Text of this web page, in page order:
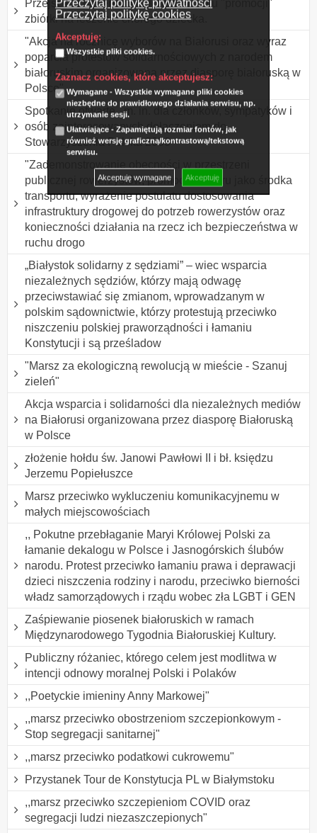
Przeczytaj politykę prywatności
Przeczytaj politykę cookies
Akceptuję:
Wszystkie pliki cookies.
Zaznacz cookies, które akceptujesz:
Wymagane - Wszystkie wymagane pliki cookies
niezbędne do prawidłowego działania serwisu, np.
utrzymanie sesji.
Ułatwiające - Zapamiętują rozmiar fontów, jak
również wersję graficzną/kontrastową/tekstową
serwisu.
Akceptuję wymagane Akceptuję
Przejście z banerem i balonami w celu "promocji"
zbiórki na leczenie chorego dziecka.
"Akcja na rocznicę wyborów na Białorusi oraz wyraz
poparcia protestów solidarnościowych z narodem
białoruskim organizowana przez diasporę białoruską w
Polsce"
Spotkanie otwarte , m. in. dla członków, sympatyków i
osób zainteresowanych dołączeniem do
Stowarzyszenia Polska 2050
"Zademonstrowanie obecności w przestrzeni
publicznej rowerzystów, promocja roweru jako środka
transportu, wyrażenie postulatu dostosowania
infrastruktury drogowej do potrzeb rowerzystów oraz
konieczności działania na rzecz ich bezpieczeństwa w
ruchu drogo
„Białystok solidarny z sędziami” – wiec wsparcia
niezależnych sędziów, którzy mają odwagę
przeciwstawiać się zmianom, wprowadzanym w
polskim sądownictwie, którzy protestują przeciwko
niszczeniu polskiej praworządności i łamaniu
Konstytucji i są prześladow
"Marsz za ekologiczną rewolucją w mieście - Szanuj
zieleń"
Akcja wsparcia i solidarności dla niezależnych mediów
na Białorusi organizowana przez diasporę Białoruską
w Polsce
złożenie hołdu św. Janowi Pawłowi II i bł. księdzu
Jerzemu Popiełuszce
Marsz przeciwko wykluczeniu komunikacyjnemu w
małych miejscowościach
,, Pokutne przebłaganie Maryi Królowej Polski za
łamanie dekalogu w Polsce i Jasnogórskich ślubów
narodu. Protest przeciwko łamaniu prawa i deprawacji
dzieci niszczenia rodziny i narodu, przeciwko bierności
władz samorządowych i rządu wobec zła LGBT i GEN
Zaśpiewanie piosenek białoruskich w ramach
Międzynarodowego Tygodnia Białoruskiej Kultury.
Publiczny różaniec, którego celem jest modlitwa w
intencji odnowy moralnej Polski i Polaków
,,Poetyckie imieniny Anny Markowej"
,,marsz przeciwko obostrzeniom szczepionkowym -
Stop segregacji sanitarnej"
,,marsz przeciwko podatkowi cukrowemu"
Przystanek Tour de Konstytucja PL w Białymstoku
,,marsz przeciwko szczepieniom COVID oraz
segregacji ludzi niezaszczepionych"